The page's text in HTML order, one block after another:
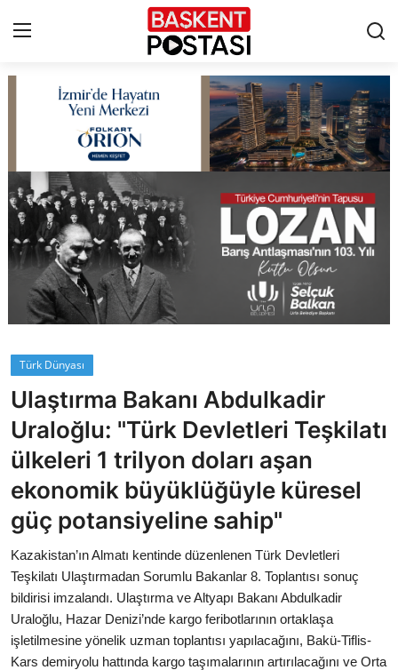
Çerez Politikası
Künye
Ankara
TBMM
Cumhurbaşkanlığı
Bakanlıklar
Siyasi Partiler
Mülki İdare
Toplum ve Yaşam
Sivil Toplum Kuruluşları
Kamu Kurumları ve Üst Kurullar
Türk Dünyası
Ulaştırma Bakanı Abdulkadir
Uraloğlu: "Türk Devletleri Teşkilatı
ülkeleri 1 trilyon doları aşan
ekonomik büyüklüğüyle küresel
güç potansiyeline sahip"
Kazakistan’ın Almatı kentinde düzenlenen Türk Devletleri
Teşkilatı Ulaştırmadan Sorumlu Bakanlar 8. Toplantısı sonuç
bildirisi imzalandı. Ulaştırma ve Altyapı Bakanı Abdulkadir
Uraloğlu, Hazar Denizi’nde kargo feribotlarının ortaklaşa
işletilmesine yönelik uzman toplantısı yapılacağını, Bakü-Tiflis-
Kars demiryolu hattında kargo taşımalarının artırılacağını ve Orta